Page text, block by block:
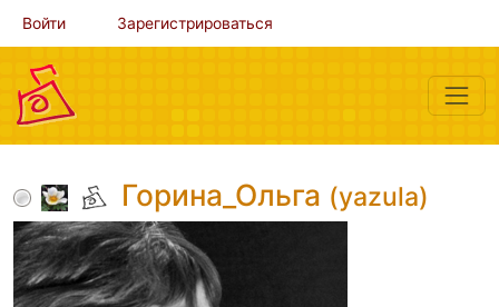
Войти Зарегистрироваться
Горина_Ольга (yazula)